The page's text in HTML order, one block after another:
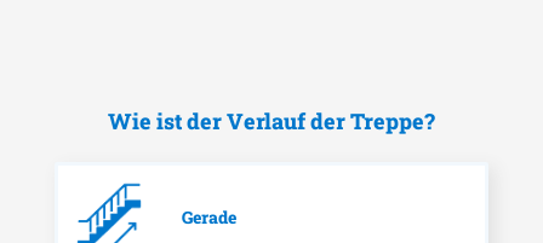
Wie ist der Verlauf der Treppe?
Gerade